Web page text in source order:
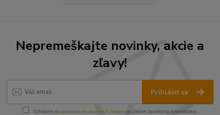
Nepremeškajte novinky, akcie a
zľavy!
Prihlásiť sa
Súhlasím sospracovaním osobných údajov za účelom zasielania newslettera.